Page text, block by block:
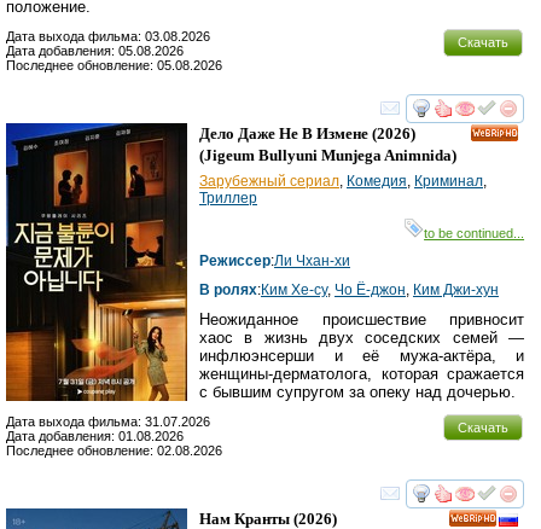
положение.
Скачать
Дата выхода фильма: 03.08.2026
Дата добавления: 05.08.2026
Последнее обновление: 05.08.2026
смотреть
Дело Даже Не В Измене (2026)
(Jigeum Bullyuni Munjega Animnida)
Зарубежный сериал Комедия Криминал
Триллер
to be continued...
Режиссер:Ли Чхан-хи
В ролях:Ким Хе-су, Чо Ё-джон Ким Джи-хун
Неожиданное происшествие привносит
хаос в жизнь двух соседских семей —
инфлюэнсерши и её мужа-актёра, и
женщины-дерматолога, которая сражается
с бывшим супругом за опеку над дочерью.
Скачать
Дата выхода фильма: 31.07.2026
Дата добавления: 01.08.2026
Последнее обновление: 02.08.2026
смотреть
Нам Кранты (2026)